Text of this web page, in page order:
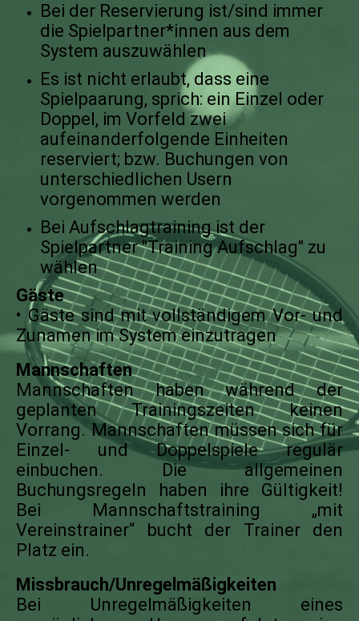
Bei der Reservierung ist/sind immer
die Spielpartner*innen aus dem
System auszuwählen
Es ist nicht erlaubt, dass eine
Spielpaarung, sprich: ein Einzel oder
Doppel, im Vorfeld zwei
aufeinanderfolgende Einheiten
reserviert; bzw. Buchungen von
unterschiedlichen Usern
vorgenommen werden
Bei Aufschlagtraining ist der
Spielpartner "Training Aufschlag" zu
wählen
Gäste
• Gäste sind mit vollständigem Vor- und
Zunamen im System einzutragen
Mannschaften
Mannschaften haben während der
geplanten Trainingszeiten keinen
Vorrang. Mannschaften müssen sich für
Einzel- und Doppelspiele regulär
einbuchen. Die allgemeinen
Buchungsregeln haben ihre Gültigkeit!
Bei Mannschaftstraining „mit
Vereinstrainer“ bucht der Trainer den
Platz ein.
Missbrauch/Unregelmäßigkeiten
Bei Unregelmäßigkeiten eines